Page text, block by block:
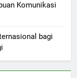
Komunikasi
bagi